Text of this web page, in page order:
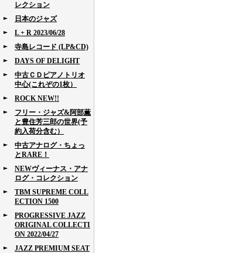
レクション
日本のジャズ
L + R 2023/06/28
寺島レコード (LP&CD)
DAYS OF DELIGHT
中古ＣＤピアノトリオ
中心(これぞの1枚）
ROCK NEW!!
フリー・ジャズ&阿部薫
と豊住芳三郎の世界(予
約入荷分含む）
中古アナログ・ちょっ
とRARE！
NEWヴィーナス・アナ
ログ・コレクション
TBM SUPREME COLL
ECTION 1500
PROGRESSIVE JAZZ
ORIGINAL COLLECTI
ON 2022/04/27
JAZZ PREMIUM SEAT